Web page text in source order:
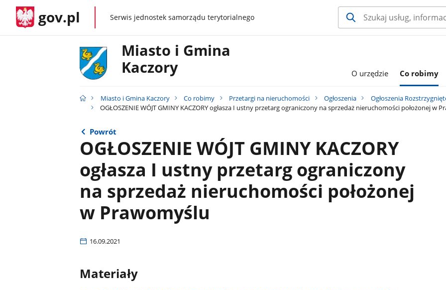
gov.pl gov.plSerwis jednostek samorządu terytorialnego
Miasto i Gmina
Kaczory
O urzędzie Co robimy
Miasto i Gmina Kaczory Co robimy Przetargi na nieruchomości Ogłoszenia
Ogłoszenia
OGŁOSZENIE WÓJT GMINY KACZORY ogłasza I ustny przetarg ograniczony na sprzedaż nieruchomości położonej w
Powrót
OGŁOSZENIE WÓJT GMINY KACZORY
ogłasza I ustny przetarg ograniczony
na sprzedaż nieruchomości położonej
w Prawomyślu
16.09.2021
Materiały